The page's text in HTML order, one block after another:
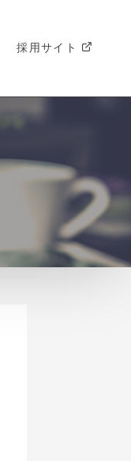
採用サイト